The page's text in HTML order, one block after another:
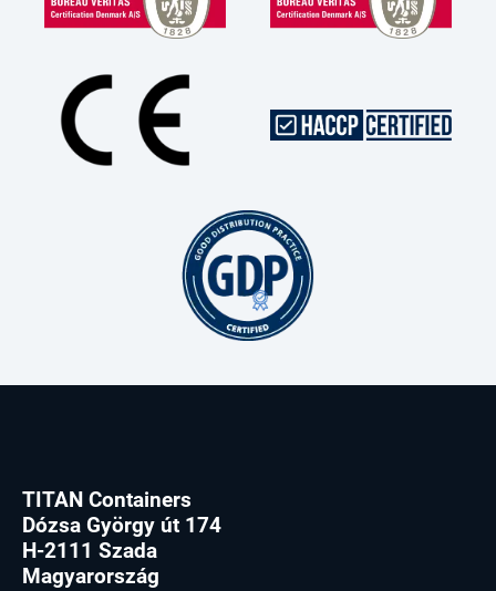
TITAN Containers
Dózsa György út 174
H-2111 Szada
Magyarország